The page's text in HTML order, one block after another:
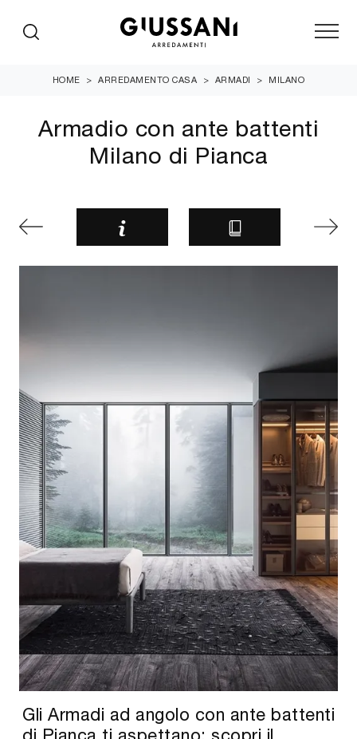
HOME > ARREDAMENTO CASA > ARMADI > MILANO
Armadio con ante battenti
Milano di Pianca
Gli Armadi ad angolo con ante battenti
di Pianca ti aspettano: scopri il